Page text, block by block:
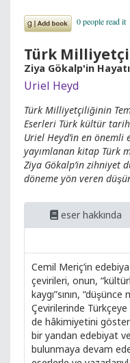
Türk
Ziya Gökalp'in
Uriel Heyd
Türk Milliyetçiliğinin
Eserleri Türk kültür
Uriel Heyd’in en önemli
yayımlanan kitap Türk
Ziya Gökalp’in zihniyet
döneme yön veren
eser hakkında
Cemil Meriç’in
çevirileri, onun,
kaygı”sının,
Çevirilerinde
de hâkimiyetini
bir yandan edebiyat
bulunmaya devam